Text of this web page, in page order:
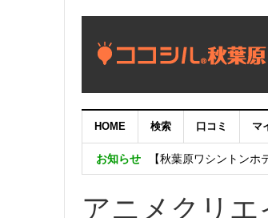
HOME 検索 口コミ マ
お知らせ
【重要：9月5日（火）
【秋葉原ワシントン
アニメクリエ